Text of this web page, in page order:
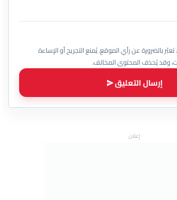
تعبّر بالضرورة عن رأي الموقع. يُمنع التجريح أو الإساءة
وقد يُحذف المحتوى المخالف.
إرسال التعليق
إعلان